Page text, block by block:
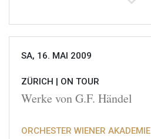
SA, 16. MAI 2009
ZÜRICH | ON TOUR
Werke von G.F. Händel
ORCHESTER WIENER AKADEMIE